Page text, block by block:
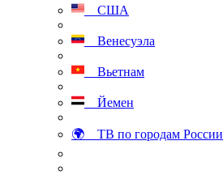
США
Венесуэла
Вьетнам
Йемен
🌍 ТВ по городам России